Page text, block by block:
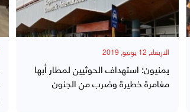
الاربعاء, 12 يونيو, 2019
يمنيون: استهداف الحوثيين لمطار أبها
مغامرة خطيرة وضرب من الجنون